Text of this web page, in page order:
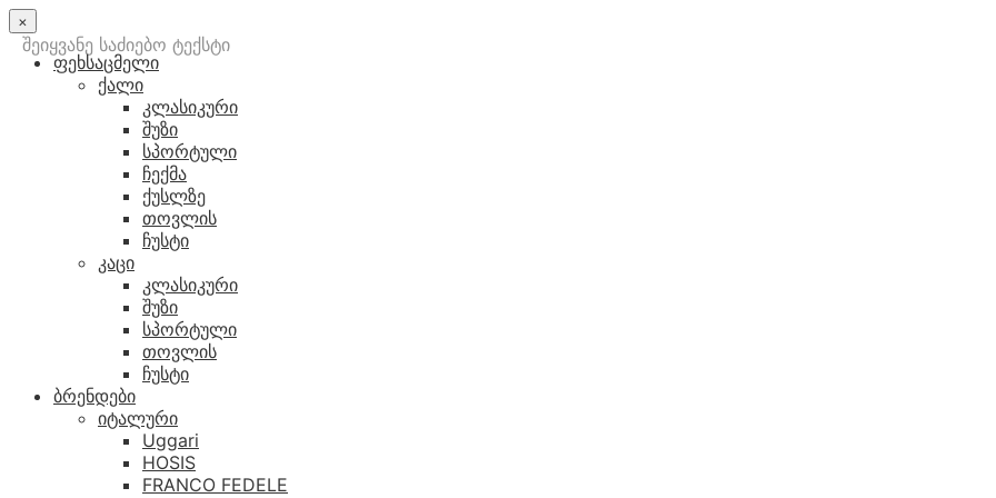
×
ფეხსაცმელი
ქალი
კლასიკური
შუზი
სპორტული
ჩექმა
ქუსლზე
თოვლის
ჩუსტი
კაცი
კლასიკური
შუზი
სპორტული
თოვლის
ჩუსტი
ბრენდები
იტალური
Uggari
HOSIS
FRANCO FEDELE
შეიყვანე საძიებო ტექსტი